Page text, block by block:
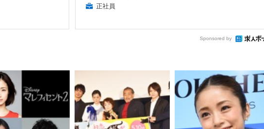
正社員
Sponsored by